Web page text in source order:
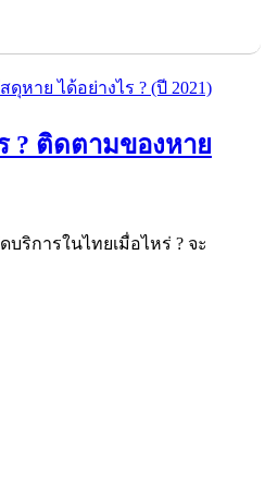
? ติดตามของหาย
บริการในไทยเมื่อไหร่ ? จะ